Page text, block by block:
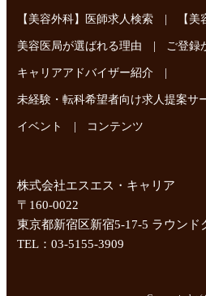
【美容外科】医師求人検索 | 【
美容医局が選ばれる理由 | ご登録
キャリアアドバイザー紹介 |
未経験・転科希望者向け求人提案サ
イベント | コンテンツ
株式会社エスエス・キャリア
〒160-0022
東京都新宿区新宿5-17-5 ラウンド
TEL：03-5155-3909